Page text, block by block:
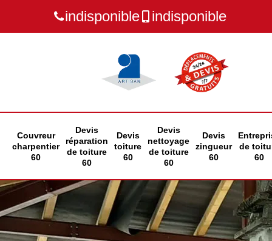
indisponible indisponible
Couvreur
charpentier
60
Devis
réparation
de toiture
60
Devis
toiture
60
Devis
nettoyage
de toiture
60
Devis
zingueur
60
de
60